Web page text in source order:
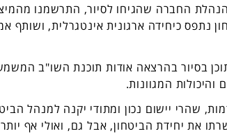
החברה שהגיחו לסיור, התרשמנו
נתפס כיחידה ארגונית אינטגרלית, ושותף
בסיור בהרצאה אודות תוכנת השו"ב
המגוונות.
שהרי יישום נכון ומתודי יקנה למנהל
את יחידת הביטחון, אבל גם, ואולי אף